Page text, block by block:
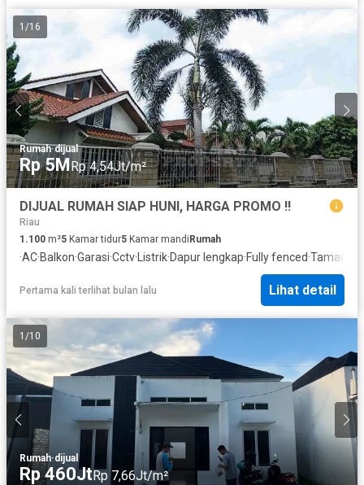
1 /16
Rumah·dijual
Rp 5MRp 4,54Jt/m²
DIJUAL RUMAH SIAP HUNI, HARGA PROMO !!
Riau
1.100 m²5 Kamar tidur5 Kamar mandi Rumah
·AC·Balkon·Garasi·Cctv· Listrik·Dapur lengkap·Fully fenced·Taman
Pertama kali terlihat bulan lalu Lihat detail
1 /10
Rumah·dijual
Rp 460JtRp 7,66Jt/m²